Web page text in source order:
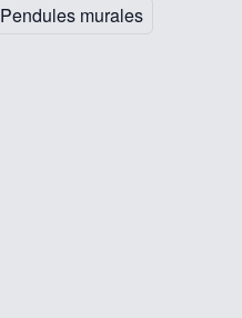
Pendules murales